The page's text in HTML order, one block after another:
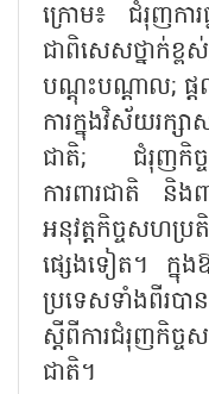
ក្រោម៖ ជំរុញការផ្
ជាពិសេសថ្នាក់ខ្
បណ្តុះបណ្តាល; ផ្
ការក្នុងវិស័យរក្ស
ជាតិ; ជំរុញកិច្ចស
ការពារជាតិ និង
អនុវត្តកិច្ចសហប្
ផ្សេងទៀត។ ក្នុង
ប្រទេសទាំងពីរប
ស្តីពីការជំរុញកិច្ច
ជាតិ។